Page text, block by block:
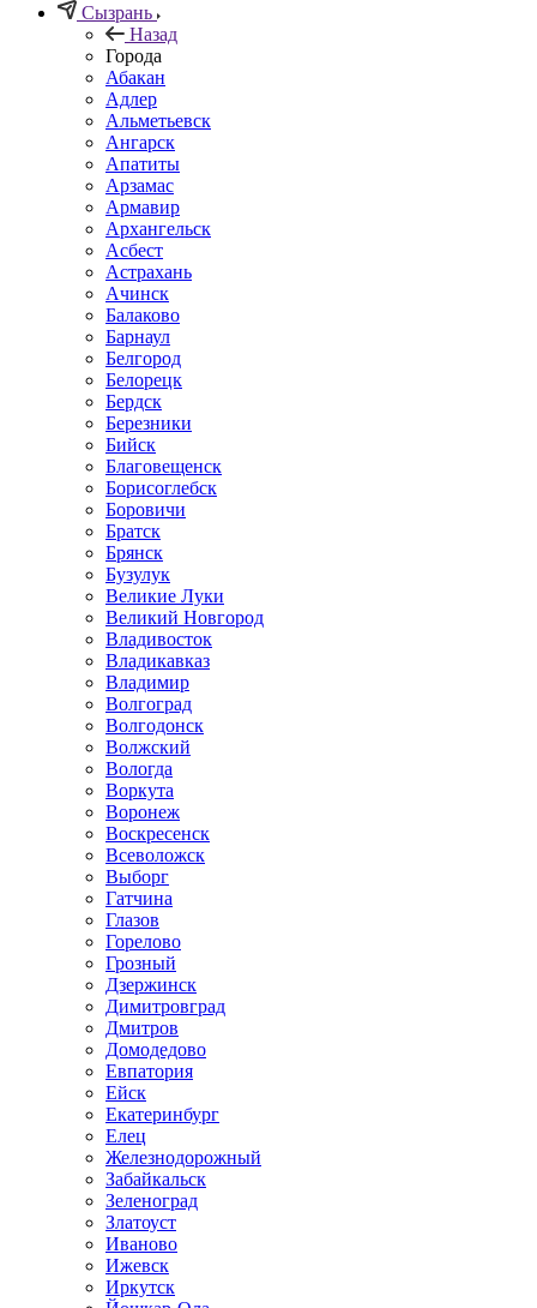
Сызрань
Назад
Города
Абакан
Адлер
Альметьевск
Ангарск
Апатиты
Арзамас
Армавир
Архангельск
Асбест
Астрахань
Ачинск
Балаково
Барнаул
Белгород
Белорецк
Бердск
Березники
Бийск
Благовещенск
Борисоглебск
Боровичи
Братск
Брянск
Бузулук
Великие Луки
Великий Новгород
Владивосток
Владикавказ
Владимир
Волгоград
Волгодонск
Волжский
Вологда
Воркута
Воронеж
Воскресенск
Всеволожск
Выборг
Гатчина
Глазов
Горелово
Грозный
Дзержинск
Димитровград
Дмитров
Домодедово
Евпатория
Ейск
Екатеринбург
Елец
Железнодорожный
Забайкальск
Зеленоград
Златоуст
Иваново
Ижевск
Иркутск